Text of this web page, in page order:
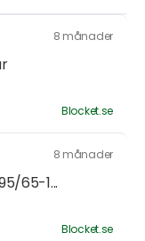
8 månader
Blocket.se
8 månader
65-1...
Blocket.se